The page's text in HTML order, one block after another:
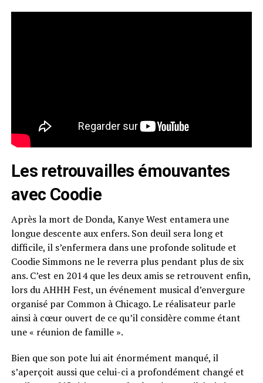
Les retrouvailles émouvantes
avec Coodie
Après la mort de Donda, Kanye West entamera une
longue descente aux enfers. Son deuil sera long et
difficile, il s’enfermera dans une profonde solitude et
Coodie Simmons ne le reverra plus pendant plus de six
ans. C’est en 2014 que les deux amis se retrouvent enfin,
lors du AHHH Fest, un événement musical d’envergure
organisé par Common à Chicago. Le réalisateur parle
ainsi à cœur ouvert de ce qu’il considère comme étant
une « réunion de famille ».
Bien que son pote lui ait énormément manqué, il
s’aperçoit aussi que celui-ci a profondément changé et